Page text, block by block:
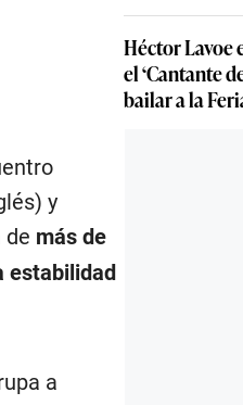
y
de más de
estabilidad
a
Héctor Lavoe
el ‘Cantante
bailar a la